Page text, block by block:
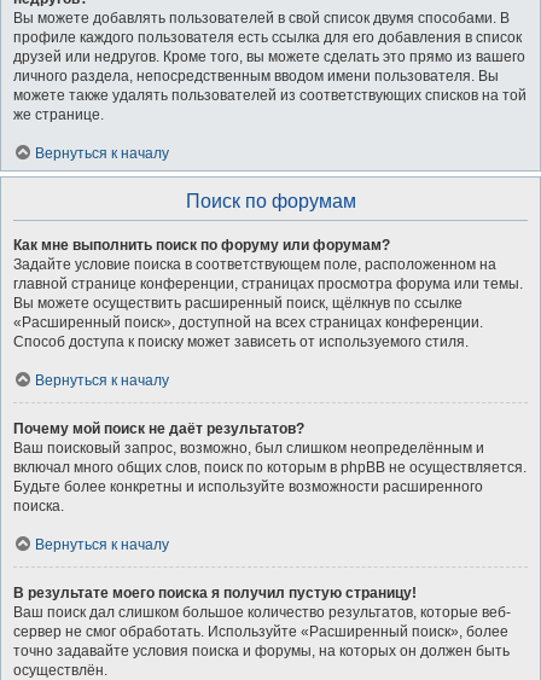
Вы можете добавлять пользователей в свой список двумя способами. В
профиле каждого пользователя есть ссылка для его добавления в список
друзей или недругов. Кроме того, вы можете сделать это прямо из вашего
личного раздела, непосредственным вводом имени пользователя. Вы
можете также удалять пользователей из соответствующих списков на той
же странице.
Вернуться к началу
Поиск по форумам
Как мне выполнить поиск по форуму или форумам?
Задайте условие поиска в соответствующем поле, расположенном на
главной странице конференции, страницах просмотра форума или темы.
Вы можете осуществить расширенный поиск, щёлкнув по ссылке
«Расширенный поиск», доступной на всех страницах конференции.
Способ доступа к поиску может зависеть от используемого стиля.
Вернуться к началу
Почему мой поиск не даёт результатов?
Ваш поисковый запрос, возможно, был слишком неопределённым и
включал много общих слов, поиск по которым в phpBB не осуществляется.
Будьте более конкретны и используйте возможности расширенного
поиска.
Вернуться к началу
В результате моего поиска я получил пустую страницу!
Ваш поиск дал слишком большое количество результатов, которые веб-
сервер не смог обработать. Используйте «Расширенный поиск», более
точно задавайте условия поиска и форумы, на которых он должен быть
осуществлён.